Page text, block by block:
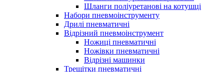
Шланги поліуретанові на котушці
Набори пневмоінструменту
Дрилі пневматичні
Відрізний пневмоінструмент
Ножиці пневматичні
Ножівки пневматичні
Відрізні машинки
Трещітки пневматичні